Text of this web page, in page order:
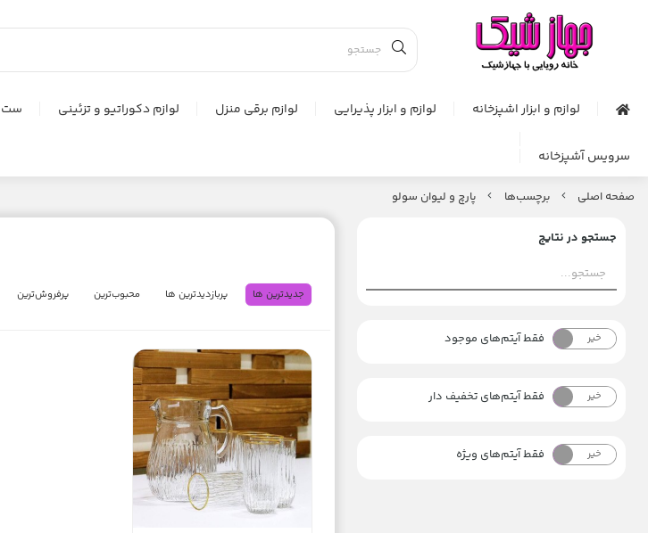
لوازم و ابزار اشپزخانه لوازم و ابزار پذیرایی لوازم برقی منزل لوازم دکوراتیو و تزئینی ست
سرویس آشپزخانه
صفحه اصلی برچسب‌ها پارچ و لیوان سولو
جستجو در نتایج
بله خیر فقط آیتم‌های موجود
بله خیر فقط آیتم‌های تخفیف دار
بله خیر فقط آیتم‌های ویژه
جدیدترین ها پربازدیدترین ها محبوب‌‌ترین پرفروش‌ترین